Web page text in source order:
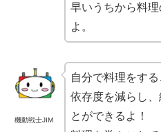
早いうちから料
よ。
機動戦士JIM
自分で料理をす
依存度を減らし
とができるよ！